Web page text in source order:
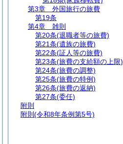
第3章
外国旅行の旅費
第19条
第4章
雑則
第20条(退職者等の旅費)
第21条(遺族の旅費)
第22条(証人等の旅費)
第23条(旅費の支給額の上限)
第24条(旅費の調整)
第25条(旅費の特例)
第26条(旅費の返納)
第27条(委任)
附則
附則 (令和8年条例第5号)